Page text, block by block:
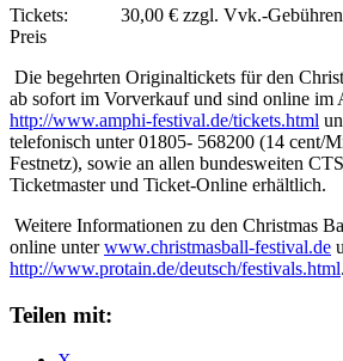
Tickets: 30,00 € zzgl. Vvk.-Gebühren /
Preis
Die begehrten Originaltickets für den
ab sofort im Vorverkauf und sind online im
http://www.amphi-festival.de/tickets.html
telefonisch unter 01805- 568200 (14 cent/
Festnetz), sowie an allen bundesweiten
Ticketmaster und Ticket-Online erhältlich.
Weitere Informationen zu den Christmas
online unterwww.christmasball-festival.de
http://www.protain.de/deutsch/festivals.html.
Teilen mit: